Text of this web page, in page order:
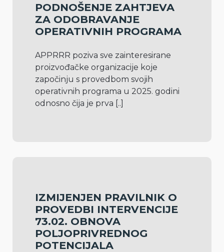
PODNOŠENJE ZAHTJEVA
ZA ODOBRAVANJE
OPERATIVNIH PROGRAMA
APPRRR poziva sve zainteresirane
proizvođačke organizacije koje
započinju s provedbom svojih
operativnih programa u 2025. godini
odnosno čija je prva [..]
IZMIJENJEN PRAVILNIK O
PROVEDBI INTERVENCIJE
73.02. OBNOVA
POLJOPRIVREDNOG
POTENCIJALA